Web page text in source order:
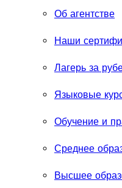
Об агентстве
Наши
Лагерь за
Языковые
Обучение и
Среднее
Высшее